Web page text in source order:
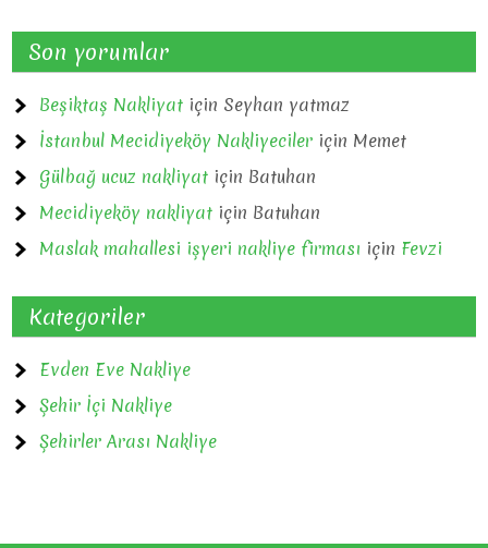
Son yorumlar
Beşiktaş Nakliyat için Seyhan yatmaz
İstanbul Mecidiyeköy Nakliyeciler için Memet
Gülbağ ucuz nakliyat için Batuhan
Mecidiyeköy nakliyat için Batuhan
Maslak mahallesi işyeri nakliye firması için Fevzi
Kategoriler
Evden Eve Nakliye
Şehir İçi Nakliye
Şehirler Arası Nakliye